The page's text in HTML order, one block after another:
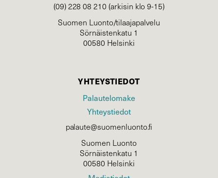
(09) 228 08 210 (arkisin klo 9-15)
Suomen Luonto/tilaajapalvelu
Sörnäistenkatu 1
00580 Helsinki
YHTEYSTIEDOT
Palautelomake
Yhteystiedot
palaute@suomenluonto.fi
Suomen Luonto
Sörnäistenkatu 1
00580 Helsinki